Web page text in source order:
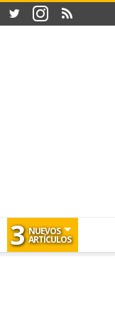
3 NUEVOS
ARTÍCULOS